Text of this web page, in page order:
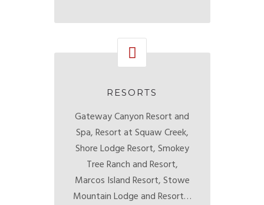
RESORTS
Gateway Canyon Resort and
Spa, Resort at Squaw Creek,
Shore Lodge Resort, Smokey
Tree Ranch and Resort,
Marcos Island Resort, Stowe
Mountain Lodge and Resort…